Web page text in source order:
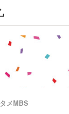
ら探す
習編
レバト
メMBS